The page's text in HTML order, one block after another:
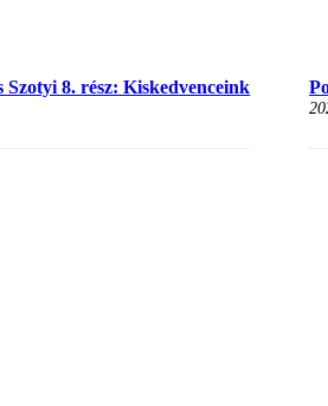
Szotyi 8. rész: Kiskedvenceink